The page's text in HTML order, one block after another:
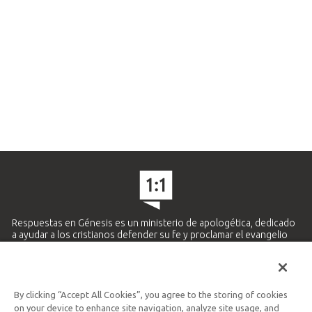
Respuestas en Génesis es un ministerio de apologética, dedicado
a ayudar a los cristianos defender su fe y proclamar el evangelio
Ministerio Hispano y Latinoamericano
By clicking “Accept All Cookies”, you agree to the storing of cookies
on your device to enhance site navigation, analyze site usage, and